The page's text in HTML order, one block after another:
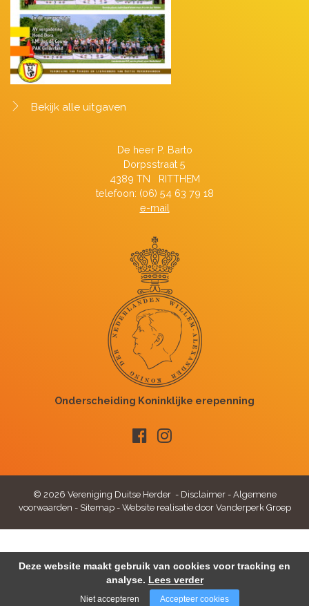
Bekijk alle uitgaven
De heer P. Barto
Dorpsstraat 5
4389 TN RITTHEM
telefoon: (06) 54 63 79 18
e-mail
© 2026 Vereniging Duitse Herder - Disclaimer- Algemene
voorwaarden - Sitemap- Website realisatie door Vanderperk Groep
Deze website maakt gebruik van cookies voor tracking en
analyse. Lees verder
Niet accepteren Accepteer cookies